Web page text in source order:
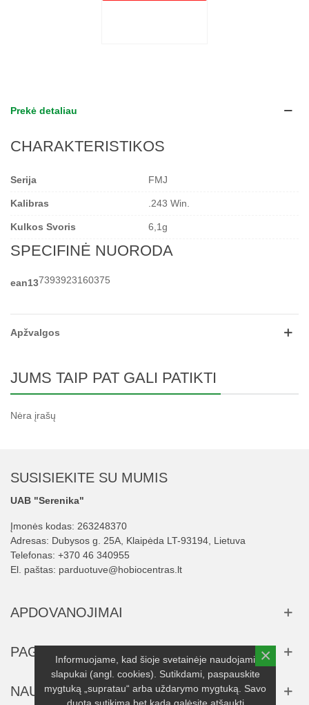
Prekė detaliau
CHARAKTERISTIKOS
Serija FMJ
Kalibras .243 Win.
Kulkos Svoris 6,1g
SPECIFINĖ NUORODA
ean137393923160375
Apžvalgos
JUMS TAIP PAT GALI PATIKTI
Nėra įrašų
SUSISIEKITE SU MUMIS
UAB "Serenika"
Įmonės kodas: 263248370
Adresas: Dubysos g. 25A, Klaipėda LT-93194, Lietuva
Telefonas: +370 46 340955
El. paštas: parduotuve@hobiocentras.lt
APDOVANOJIMAI
PAGALBA
NAUJIENLAIŠKIS
Informuojame, kad šioje svetainėje naudojami
slapukai (angl. cookies). Sutikdami, paspauskite
mygtuką „supratau“ arba uždarymo mygtuką. Savo
×